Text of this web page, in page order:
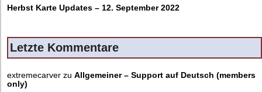
Herbst Karte Updates – 12. September 2022
Letzte Kommentare
extremecarver zu Allgemeiner – Support auf Deutsch (members
only)